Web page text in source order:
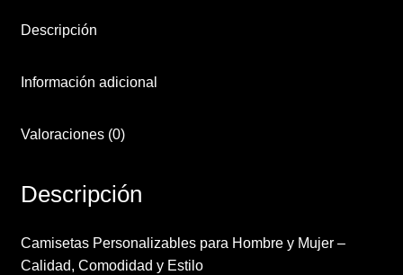
Descripción
Información adicional
Valoraciones (0)
Descripción
Camisetas Personalizables para Hombre y Mujer –
Calidad, Comodidad y Estilo